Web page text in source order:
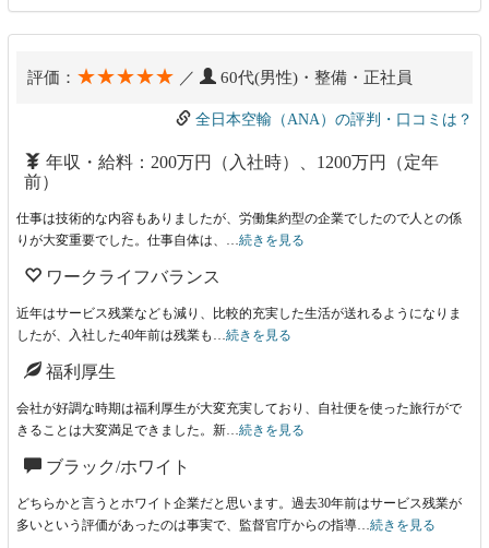
評価： ★★★★★ ／ 60代(男性)・整備・正社員
全日本空輸（ANA）の評判・口コミは？
年収・給料：200万円（入社時）、1200万円（定年
前）
仕事は技術的な内容もありましたが、労働集約型の企業でしたので人との係
りが大変重要でした。仕事自体は、…続きを見る
ワークライフバランス
近年はサービス残業なども減り、比較的充実した生活が送れるようになりま
したが、入社した40年前は残業も…続きを見る
福利厚生
会社が好調な時期は福利厚生が大変充実しており、自社便を使った旅行がで
きることは大変満足できました。新…続きを見る
ブラック/ホワイト
どちらかと言うとホワイト企業だと思います。過去30年前はサービス残業が
多いという評価があったのは事実で、監督官庁からの指導…続きを見る